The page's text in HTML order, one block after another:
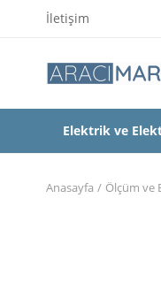
İletişim
Elektrik ve
Anasayfa Ölçüm ve